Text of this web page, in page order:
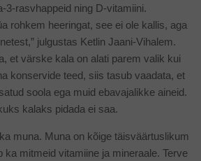
3-rasvhappeid ning D-vitamiini.
rohkem heeringat, see ei ole kallis, aga
julgustas Ketlin Jaani-Vihalem.
et värske kala on alati parem valik kui
konservide teed, siis tasub vaadata, et
soola ega muid ebavajalikke aineid.
kalaks pidada ei saa.
muna. Muna on kõige täisväärtuslikum
ka mitmeid vitamiine ja mineraale. Terve